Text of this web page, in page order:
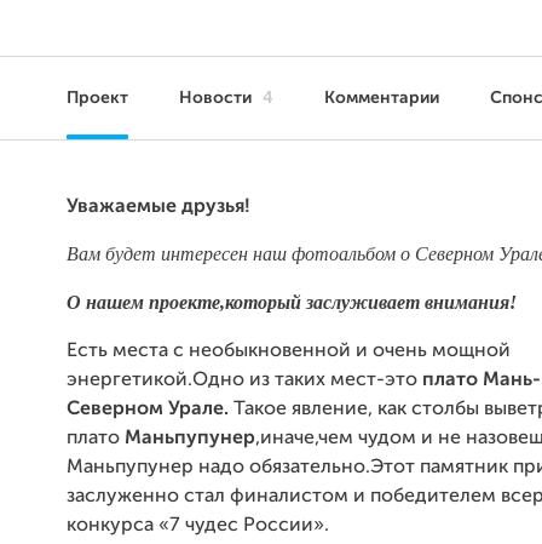
Проект Новости 4 Комментарии
Уважаемые друзья!
Вам будет интересен наш фотоальбом о Северном
О нашем проекте,который заслуживает внимания!
Есть места с необыкновенной и очень мощной
энергетикой.Одно из таких мест-это плато
Северном Урале. Такое явление, как столбы
плато Маньпупунер,иначе,чем чудом и не
Маньпупунер надо обязательно.Этот памятник
заслуженно стал финалистом и победителем
конкурса «7 чудес России».